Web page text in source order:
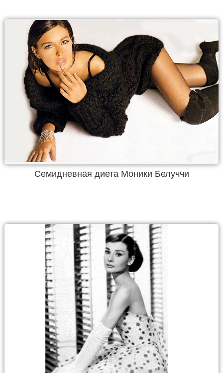
Семидневная диета Моники Белуччи